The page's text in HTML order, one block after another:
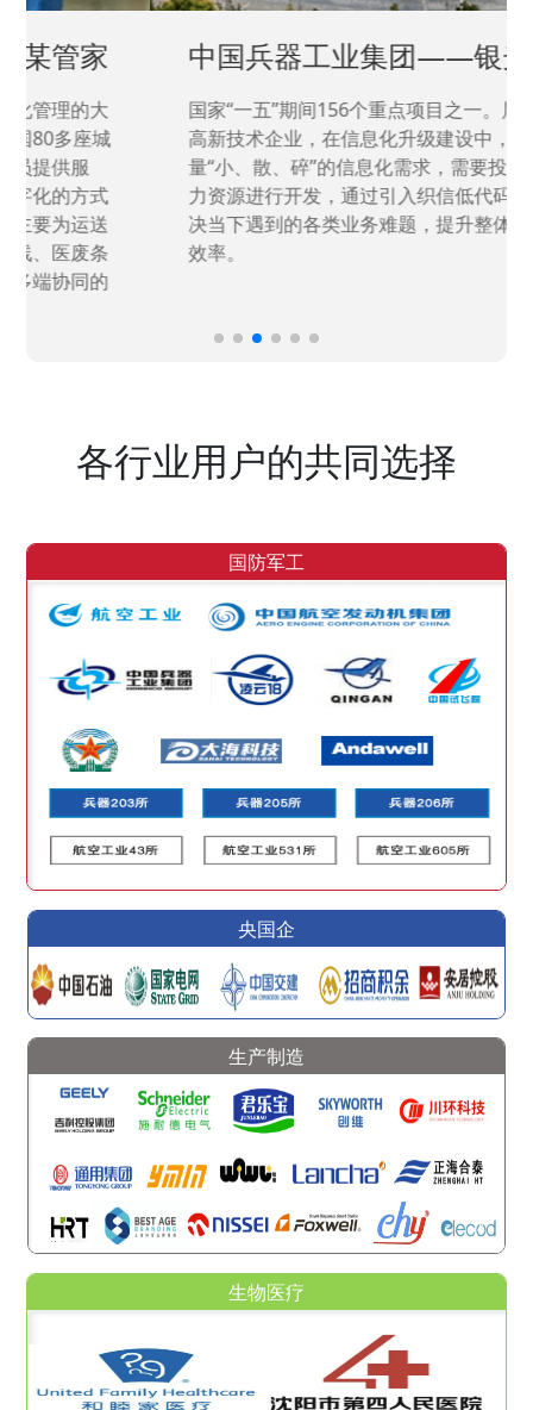
中国兵器工业集团——银光化学
国家“一五”期间156个重点项目之一。属于国家
高新技术企业，在信息化升级建设中，存在大
量“小、散、碎”的信息化需求，需要投入大量人
力资源进行开发，通过引入织信低代码平台，解
决当下遇到的各类业务难题，提升整体的IT研发
效率。
各行业用户的共同选择
国防军工
央国企
生产制造
生物医疗